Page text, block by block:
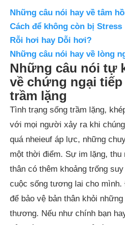
Những câu nói hay về tâm
Cách để không còn bị Stress
Rỗi hơi hay Dỗi hơi?
Những câu nói hay về lòng
Những câu nói tự
về chứng ngại
trầm lặng
Tình trạng sống trầm lặng,
với mọi người xảy ra khi
quá nheieuf áp lực, những
một thời điểm. Sự im lặng, thu
thân có thêm khoảng trống
cuộc sống tương lai cho
để bảo vệ bản thân khỏi
thương. Nếu như chính bạn